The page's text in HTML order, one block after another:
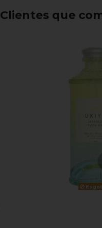
Clientes que